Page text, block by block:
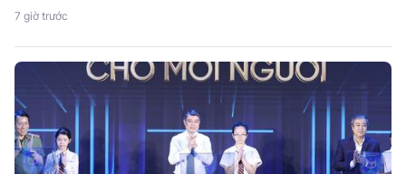
7 giờ trước